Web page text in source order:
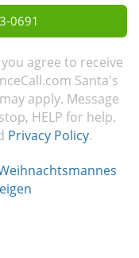
0691
agree to receive
Santa's
apply. Message
HELP for help.
Privacy Policy.